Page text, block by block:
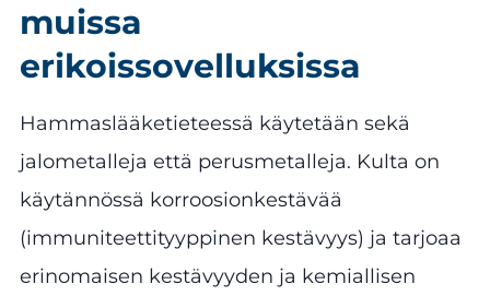
muissa
erikoissovelluksissa
Hammaslääketieteessä käytetään sekä
jalometalleja että perusmetalleja. Kulta on
käytännössä korroosionkestävää
(immuniteettityyppinen kestävyys) ja tarjoaa
erinomaisen kestävyyden ja kemiallisen